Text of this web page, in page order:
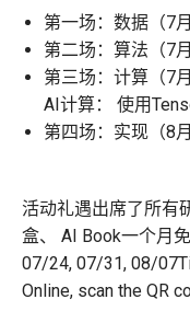
第一场：数据（7
第二场：算法（7
第三场：计算（7
AI计算： 使用
第四场：实现（8月
活动礼遇出席了所有
盒、 AI Book一个月
07/24, 07/31, 08/07
Online, scan the QR